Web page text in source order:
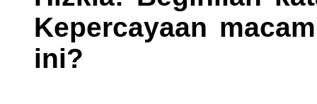
Kepercayaan
ini?